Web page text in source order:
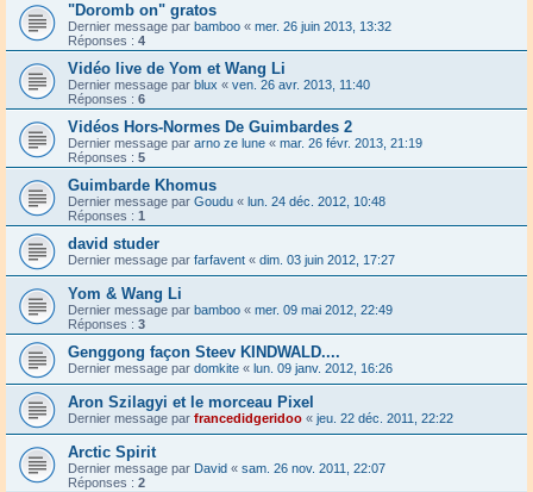
"Doromb on" gratos
Dernier message par bamboo « mer. 26 juin 2013, 13:32
Réponses : 4
Vidéo live de Yom et Wang Li
Dernier message par blux « ven. 26 avr. 2013, 11:40
Réponses : 6
Vidéos Hors-Normes De Guimbardes 2
Dernier message par arno ze lune « mar. 26 févr. 2013, 21:19
Réponses : 5
Guimbarde Khomus
Dernier message par Goudu « lun. 24 déc. 2012, 10:48
Réponses : 1
david studer
Dernier message par farfavent « dim. 03 juin 2012, 17:27
Yom & Wang Li
Dernier message par bamboo « mer. 09 mai 2012, 22:49
Réponses : 3
Genggong façon Steev KINDWALD....
Dernier message par domkite « lun. 09 janv. 2012, 16:26
Aron Szilagyi et le morceau Pixel
Dernier message par francedidgeridoo « jeu. 22 déc. 2011, 22:22
Arctic Spirit
Dernier message par David « sam. 26 nov. 2011, 22:07
Réponses : 2